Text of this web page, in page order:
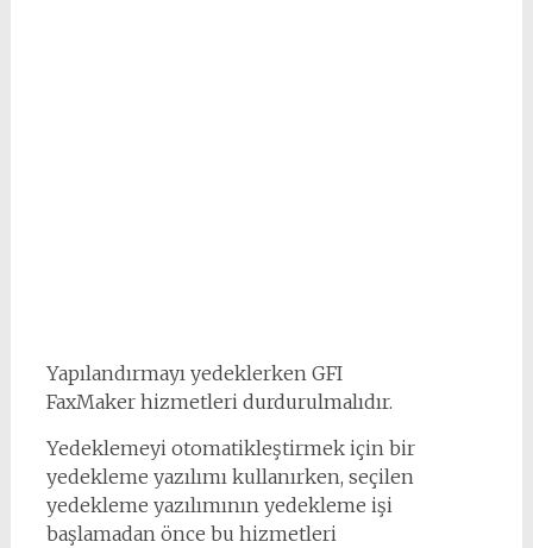
Yapılandırmayı yedeklerken GFI
FaxMaker hizmetleri durdurulmalıdır.
Yedeklemeyi otomatikleştirmek için bir
yedekleme yazılımı kullanırken, seçilen
yedekleme yazılımının yedekleme işi
başlamadan önce bu hizmetleri